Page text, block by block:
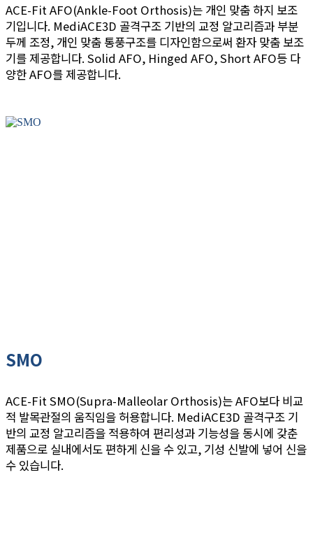
ACE-Fit AFO(Ankle-Foot Orthosis)는 개인 맞춤 하지 보조
기입니다. MediACE3D 골격구조 기반의 교정 알고리즘과 부분
두께 조정, 개인 맞춤 통풍구조를 디자인함으로써 환자 맞춤 보조
기를 제공합니다. Solid AFO, Hinged AFO, Short AFO등 다
양한 AFO를 제공합니다.
SMO
ACE-Fit SMO(Supra-Malleolar Orthosis)는 AFO보다 비교
적 발목관절의 움직임을 허용합니다. MediACE3D 골격구조 기
반의 교정 알고리즘을 적용하여 편리성과 기능성을 동시에 갖춘
제품으로 실내에서도 편하게 신을 수 있고, 기성 신발에 넣어 신을
수 있습니다.